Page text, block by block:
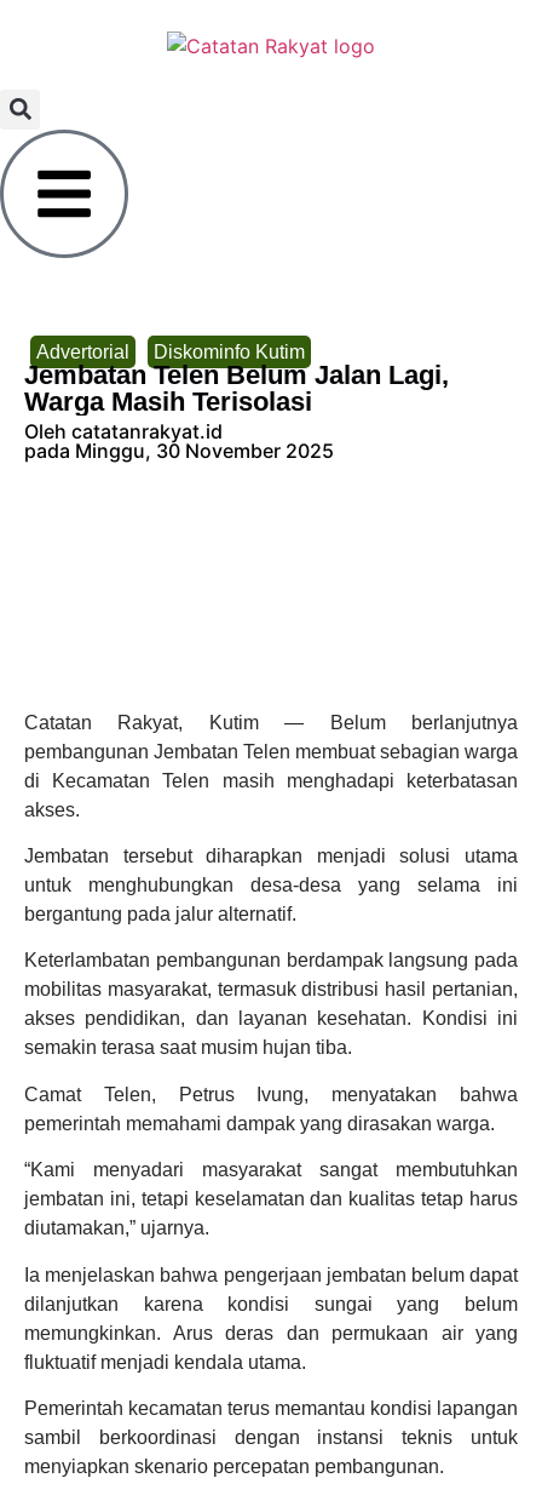
Advertorial Diskominfo Kutim
Jembatan Telen Belum Jalan Lagi,
Warga Masih Terisolasi
Oleh catatanrakyat.id
pada Minggu, 30 November 2025
Catatan Rakyat, Kutim — Belum berlanjutnya
pembangunan Jembatan Telen membuat sebagian warga
di Kecamatan Telen masih menghadapi keterbatasan
akses.
Jembatan tersebut diharapkan menjadi solusi utama
untuk menghubungkan desa-desa yang selama ini
bergantung pada jalur alternatif.
Keterlambatan pembangunan berdampak langsung pada
mobilitas masyarakat, termasuk distribusi hasil pertanian,
akses pendidikan, dan layanan kesehatan. Kondisi ini
semakin terasa saat musim hujan tiba.
Camat Telen, Petrus Ivung, menyatakan bahwa
pemerintah memahami dampak yang dirasakan warga.
“Kami menyadari masyarakat sangat membutuhkan
jembatan ini, tetapi keselamatan dan kualitas tetap harus
diutamakan,” ujarnya.
Ia menjelaskan bahwa pengerjaan jembatan belum dapat
dilanjutkan karena kondisi sungai yang belum
memungkinkan. Arus deras dan permukaan air yang
fluktuatif menjadi kendala utama.
Pemerintah kecamatan terus memantau kondisi lapangan
sambil berkoordinasi dengan instansi teknis untuk
menyiapkan skenario percepatan pembangunan.